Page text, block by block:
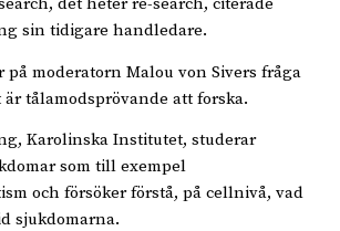
sin tidigare handledare.
på moderatorn Malou von Sivers fråga
tålamodsprövande att forska.
Karolinska Institutet, studerar
som till exempel
och försöker förstå, på cellnivå, vad
sjukdomarna.